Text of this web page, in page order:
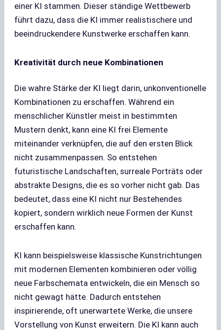
einer KI stammen. Dieser ständige Wettbewerb
führt dazu, dass die KI immer realistischere und
beeindruckendere Kunstwerke erschaffen kann.
Kreativität durch neue Kombinationen
Die wahre Stärke der KI liegt darin, unkonventionelle
Kombinationen zu erschaffen. Während ein
menschlicher Künstler meist in bestimmten
Mustern denkt, kann eine KI frei Elemente
miteinander verknüpfen, die auf den ersten Blick
nicht zusammenpassen. So entstehen
futuristische Landschaften, surreale Porträts oder
abstrakte Designs, die es so vorher nicht gab. Das
bedeutet, dass eine KI nicht nur Bestehendes
kopiert, sondern wirklich neue Formen der Kunst
erschaffen kann.
KI kann beispielsweise klassische Kunstrichtungen
mit modernen Elementen kombinieren oder völlig
neue Farbschemata entwickeln, die ein Mensch so
nicht gewagt hätte. Dadurch entstehen
inspirierende, oft unerwartete Werke, die unsere
Vorstellung von Kunst erweitern. Die KI kann auch